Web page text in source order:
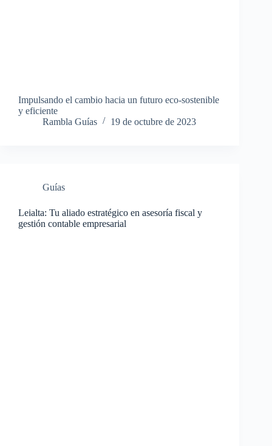
Impulsando el cambio hacia un futuro eco-sostenible
y eficiente
Rambla Guías
19 de octubre de 2023
Guías
Leialta: Tu aliado estratégico en asesoría fiscal y
gestión contable empresarial